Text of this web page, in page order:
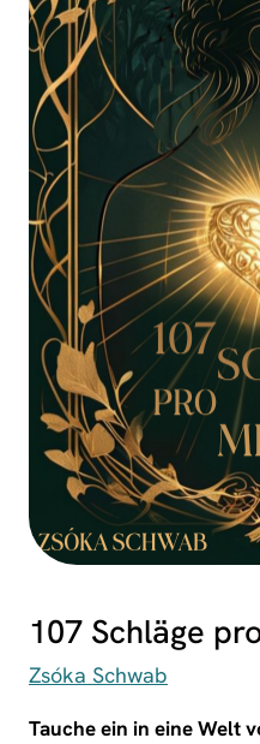
107 Schläge
Zsóka Schwab
Tauche ein in eine Welt